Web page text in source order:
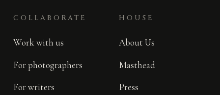
COLLABORATE
Work with us
For photographers
For writers
HOUSE
About Us
Masthead
Press